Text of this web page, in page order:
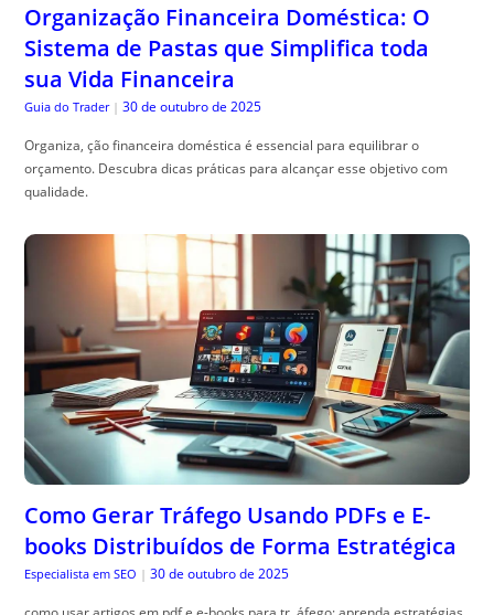
Organização Financeira Doméstica: O
Sistema de Pastas que Simplifica toda
sua Vida Financeira
Guia do Trader | 30 de outubro de 2025
Organiza, ção financeira doméstica é essencial para equilibrar o
orçamento. Descubra dicas práticas para alcançar esse objetivo com
qualidade.
Como Gerar Tráfego Usando PDFs e E-
books Distribuídos de Forma Estratégica
Especialista em SEO | 30 de outubro de 2025